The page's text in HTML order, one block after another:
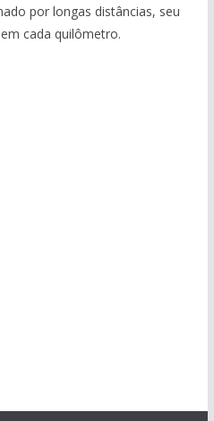
por longas distâncias, seu
cada quilômetro.